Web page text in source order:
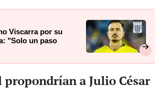
Viscarra por su
"Solo un paso
a Julio César